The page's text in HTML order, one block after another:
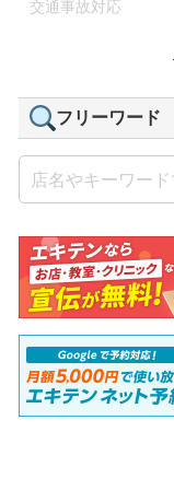
交通事故対応
フリーワード